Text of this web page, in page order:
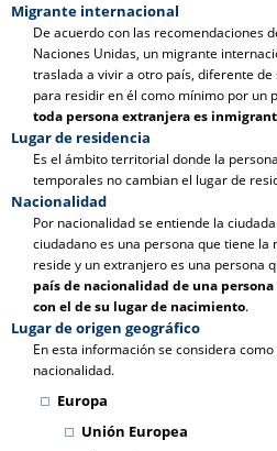
Migrante internacional
De acuerdo con las recomendaciones
Naciones Unidas, un migrante
traslada a vivir a otro país, diferente
para residir en él como mínimo por un
toda persona extranjera es
Lugar de residencia
Es el ámbito territorial donde la
temporales no cambian el lugar de
Nacionalidad
Por nacionalidad se entiende la
ciudadano es una persona que tiene la
reside y un extranjero es una persona
país de nacionalidad de una
con el de su lugar de nacimiento.
Lugar de origen geográfico
En esta información se considera
nacionalidad.
Europa
Unión Europea